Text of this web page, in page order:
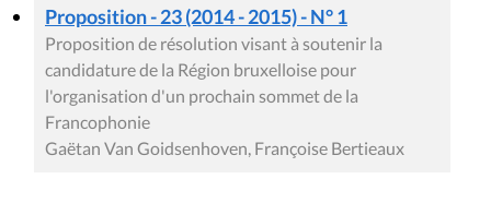
Proposition - 23 (2014 - 2015) - N° 1
Proposition de résolution visant à soutenir la
candidature de la Région bruxelloise pour
l'organisation d'un prochain sommet de la
Francophonie
Gaëtan Van Goidsenhoven, Françoise Bertieaux